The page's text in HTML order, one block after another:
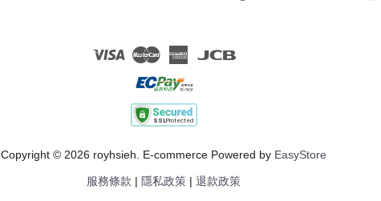
Visa Master American
Copyright © 2026 royhsieh. E-commerce Powered by EasyStore
服務條款 隱私政策 退款政策